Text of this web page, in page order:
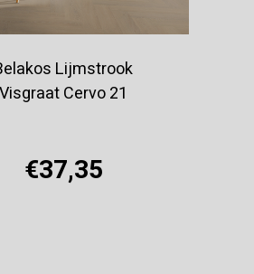
Lijmstrook
Visgraat Cervo 21
€37,35